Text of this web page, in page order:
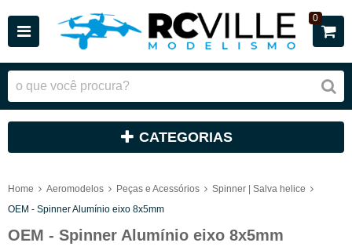
0
CATEGORIAS
Home Aeromodelos Peças e Acessórios
Spinner | Salva helice
OEM - Spinner Alumínio eixo 8x5mm
OEM - Spinner Alumínio eixo 8x5mm